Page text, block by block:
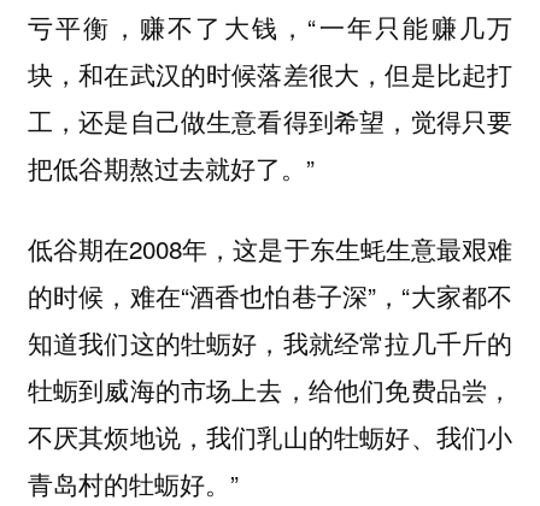
亏平衡，赚不了大钱，“一年只能赚几万
块，和在武汉的时候落差很大，但是比起打
工，还是自己做生意看得到希望，觉得只要
把低谷期熬过去就好了。”
低谷期在2008年，这是于东生蚝生意最艰难
的时候，难在“酒香也怕巷子深”，“大家都不
知道我们这的牡蛎好，我就经常拉几千斤的
牡蛎到威海的市场上去，给他们免费品尝，
不厌其烦地说，我们乳山的牡蛎好、我们小
青岛村的牡蛎好。”